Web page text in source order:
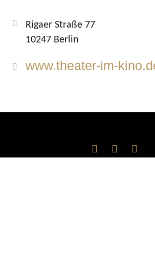
Rigaer Straße 77
10247 Berlin
www.theater-im-